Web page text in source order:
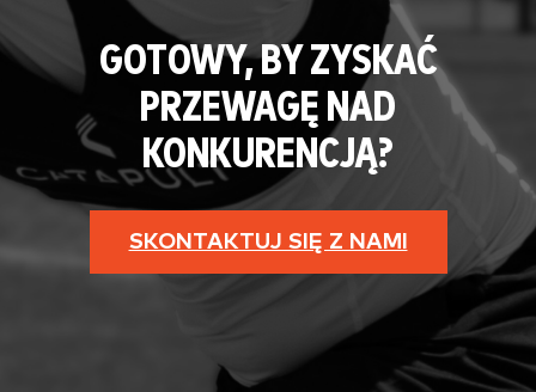
GOTOWY, BY ZYSKAĆ
PRZEWAGĘ NAD
KONKURENCJĄ?
SKONTAKTUJ SIĘ Z NAMI